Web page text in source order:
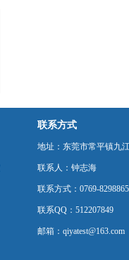
联系方式
地址：东莞市常平镇九
联系人：钟志海
联系方式：0769-
联系QQ：512207849
邮箱：qiyatest@163.com